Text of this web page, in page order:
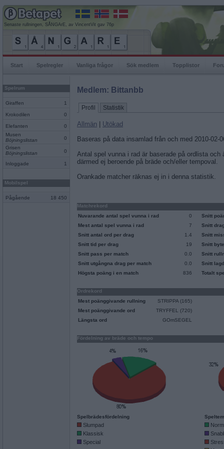
Senaste rullningen, SÅNGArE, av VincentVit gav 76p
Start Spelregler Vanliga frågor Sök medlem Topplistor
Spelrum
Giraffen 1
Krokodilen 0
Elefanten
0
Musen
Böjningslistan
0
Grisen
Böjningslistan
0
Inloggade 1
Mobilspel
Pågående 18 450
Medlem: Bittanbb
Profil Statistik
Allmän
Utökad
Baseras på data insamlad från och med 2010-02-
Antal spel vunna i rad är baserade på ordlista och
därmed ej beroende på bräde och/eller tempoval.
Orankade matcher räknas ej in i denna statistik.
Matchrekord
Nuvarande antal spel vunna i rad
0
Mest antal spel vunna i rad
7
Snitt antal ord per drag
1.4
Snitt tid per drag
19
Snitt pass per match
0.0
Snitt utgångna drag per match
0.0
Högsta poäng i en match
836
Snitt
Snitt
Snitt
Snitt
Snitt
Snitt
Totalt
Ordrekord
Mest poänggivande rullning
STRIPPA (165)
Mest poänggivande ord
TRYFFEL (720)
Längsta ord
GOmSEGEL
Fördelning av bräde och tempo
Spelbrädesfördelning
Slumpad
Klassisk
Special